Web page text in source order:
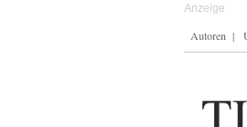
Autoren